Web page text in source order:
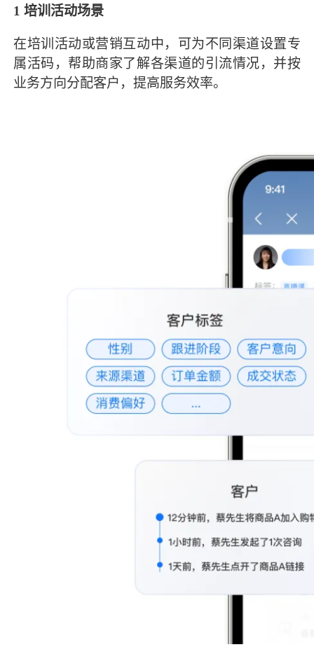
1培训活动场景
在培训活动或营销互动中，可为不同渠道设置专
属活码，帮助商家了解各渠道的引流情况，并按
业务方向分配客户，提高服务效率。